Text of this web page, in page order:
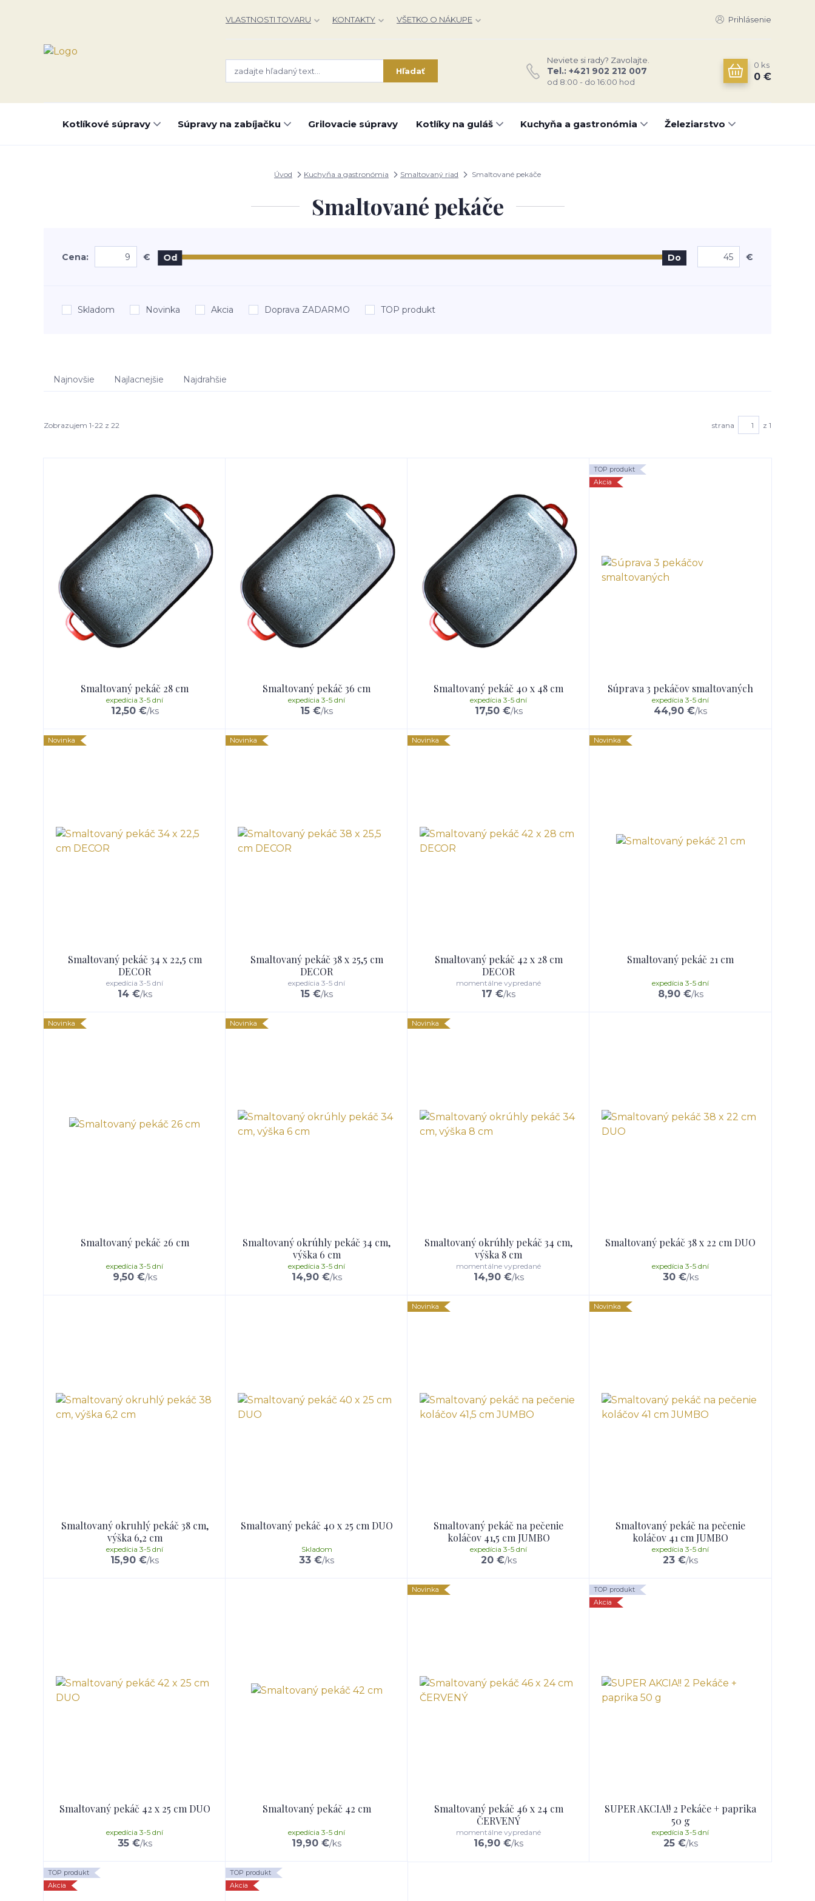
VLASTNOSTI TOVARU KONTAKTY VŠETKO O NÁKUPE Prihlásenie
Hľadať
Neviete si rady? Zavolajte.
Tel.: +421 902 212 007
od 8:00 - do 16:00 hod
0 ks
0 €
Kotlíkové súpravy Súpravy na zabíjačku Grilovacie súpravy Kotlíky na guláš Kuchyňa a gastronómia Železiarstvo
Úvod Kuchyňa a gastronómia Smaltovaný riad Smaltované pekáče
Smaltované pekáče
Cena: € Od Do €
Skladom Novinka Akcia Doprava ZADARMO TOP produkt
Najnovšie Najlacnejšie Najdrahšie
Zobrazujem 1-22 z 22 strana z 1
Smaltovaný pekáč 28 cm
12,50 €/ks
expedícia 3-5 dní
Smaltovaný pekáč 36 cm
15 €/ks
expedícia 3-5 dní
Smaltovaný pekáč 40 x 48 cm
17,50 €/ks
expedícia 3-5 dní
TOP produkt
Akcia
Súprava 3 pekáčov smaltovaných
44,90 €/ks
expedícia 3-5 dní
Novinka
Smaltovaný pekáč 34 x 22,5 cm
DECOR
14 €/ks
expedícia 3-5 dní
Novinka
Smaltovaný pekáč 38 x 25,5 cm
DECOR
15 €/ks
expedícia 3-5 dní
Novinka
Smaltovaný pekáč 42 x 28 cm
DECOR
17 €/ks
momentálne vypredané
Novinka
Smaltovaný pekáč 21 cm
8,90 €/ks
expedícia 3-5 dní
Novinka
Smaltovaný pekáč 26 cm
9,50 €/ks
expedícia 3-5 dní
Novinka
Smaltovaný okrúhly pekáč 34 cm,
výška 6 cm
14,90 €/ks
expedícia 3-5 dní
Novinka
Smaltovaný okrúhly pekáč 34 cm,
výška 8 cm
14,90 €/ks
momentálne vypredané
Smaltovaný pekáč 38 x 22 cm DUO
30 €/ks
expedícia 3-5 dní
Smaltovaný okruhlý pekáč 38 cm,
výška 6,2 cm
15,90 €/ks
expedícia 3-5 dní
Smaltovaný pekáč 40 x 25 cm DUO
33 €/ks
Skladom
Novinka
Smaltovaný pekáč na pečenie
koláčov 41,5 cm JUMBO
20 €/ks
expedícia 3-5 dní
Novinka
Smaltovaný pekáč na pečenie
koláčov 41 cm JUMBO
23 €/ks
expedícia 3-5 dní
Smaltovaný pekáč 42 x 25 cm DUO
35 €/ks
expedícia 3-5 dní
Smaltovaný pekáč 42 cm
19,90 €/ks
expedícia 3-5 dní
Novinka
Smaltovaný pekáč 46 x 24 cm
ČERVENÝ
16,90 €/ks
momentálne vypredané
TOP produkt
Akcia
SUPER AKCIA!! 2 Pekáče + paprika
50 g
25 €/ks
expedícia 3-5 dní
TOP produkt
Akcia
TOP produkt
Akcia